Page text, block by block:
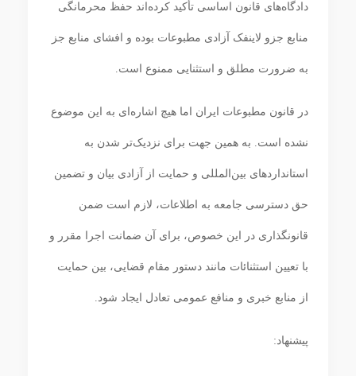
دادگاه‌های قانون اساسی تأکید کرده‌اند حفظ محرمانگی
منابع جزو لاینفک آزادی مطبوعات بوده و افشای منابع جز
به ضرورت مطلق و استثنایی ممنوع است.
در قانون مطبوعات ایران اما هیچ اشاره‌ای به این موضوع
نشده است. به همین جهت برای نزدیک‌تر شدن به
استانداردهای بین‌المللی و حمایت از آزادی بیان و تضمین
حق دسترسی جامعه به اطلاعات، لازم است ضمن
قانونگذاری در این خصوص، برای آن ضمانت اجرا مقرر و
با تعیین استثنائات مانند دستور مقام قضایی، بین حمایت
از منابع خبری و منافع عمومی تعادل ایجاد شود.
پیشنهاد: